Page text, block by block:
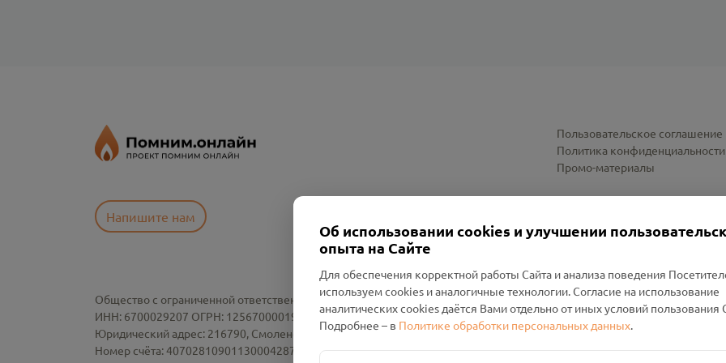
Напишите нам
Пользовательское соглашение
Политика конфиденциальности
Промо-материалы
Общество с ограниченной ответственностью «Смоленский Проект Помним»
ИНН: 6700029207 ОГРН: 1256700001986
Юридический адрес: 216790, Смоленская область, р-н Руднянский, г. Рудня, улица Западная, д. 26А, пом. 18
Номер счёта: 40702810901130004287 в АО "АЛЬФА-БАНК"
Об использовании cookies и улучшении
опыта на Сайте
Для обеспечения корректной работы Сайта и анализа поведения
используем cookies и аналогичные технологии. Согласие на использование
аналитических cookies даётся Вами отдельно от иных условий пользования
Подробнее – в Политике обработки персональных данных.